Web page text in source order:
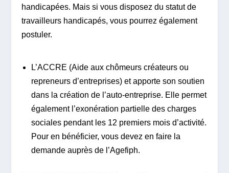
handicapées. Mais si vous disposez du statut de
travailleurs handicapés, vous pourrez également
postuler.
L’ACCRE (Aide aux chômeurs créateurs ou
repreneurs d’entreprises) et apporte son soutien
dans la création de l’auto-entreprise. Elle permet
également l’exonération partielle des charges
sociales pendant les 12 premiers mois d’activité.
Pour en bénéficier, vous devez en faire la
demande auprès de l’Agefiph.